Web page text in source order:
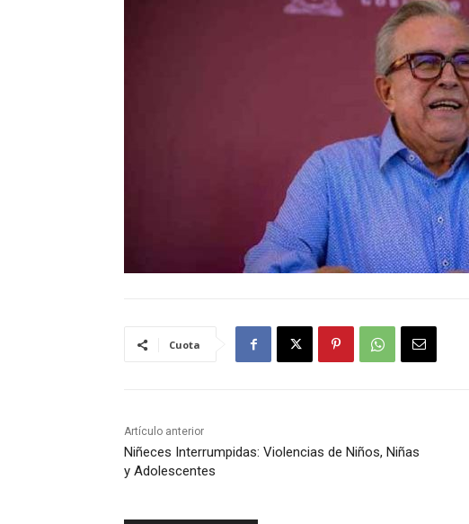
Cuota
Artículo anterior
Niñeces Interrumpidas: Violencias de Niños, Niñas
y Adolescentes